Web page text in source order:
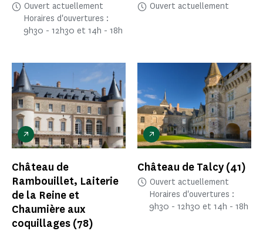
Ouvert actuellement
Horaires d'ouvertures :
9h30 - 12h30 et 14h - 18h
Ouvert actuellement
Château de
Rambouillet, Laiterie
de la Reine et
Chaumière aux
coquillages (78)
Château de Talcy(41)
Ouvert actuellement
Horaires d'ouvertures :
9h30 - 12h30 et 14h - 18h